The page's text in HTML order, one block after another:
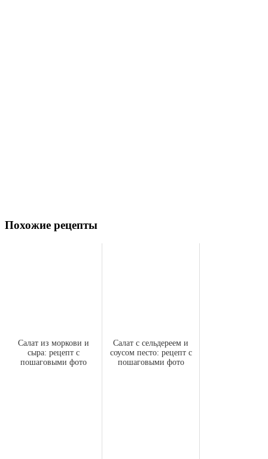
Похожие рецепты
Салат из моркови и
сыра: рецепт с
пошаговыми фото
Салат с сельдереем и
соусом песто: рецепт с
пошаговыми фото